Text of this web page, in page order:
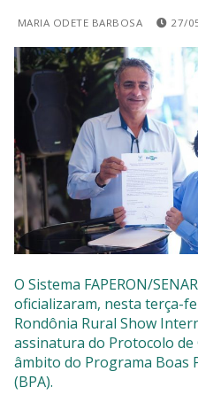
SISTEMAS
Chamados TI
Extranet
Lgpd
Gerador Senha
Solicitações LGPD
MARIA ODETE BARBOSA 27/
O Sistema FAPERON/
oficializaram, nesta terça-
Rondônia Rural Show
assinatura do Protocolo de
âmbito do Programa Boas
(BPA).